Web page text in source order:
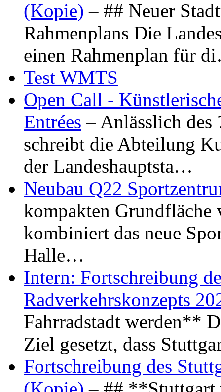
(Kopie) – ## Neuer
Rahmenplans Die
einen Rahmenplan für
Test WMTS
Open Call -
Entrées – Anlässlich
schreibt die Abteilung
der Landeshauptsta…
Neubau Q22
kompakten Grundfläche
kombiniert das neue
Halle…
Intern: Fortschreibung
Radverkehrskonzepts
Fahrradstadt werden**
Ziel gesetzt, dass
Fortschreibung des